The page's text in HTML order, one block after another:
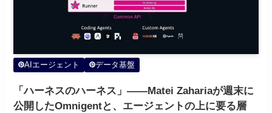
AIエージェント データ基盤
「ハーネスのハーネス」——Matei Zahariaが週末に
公開したOmnigentと、エージェントの上に要る層